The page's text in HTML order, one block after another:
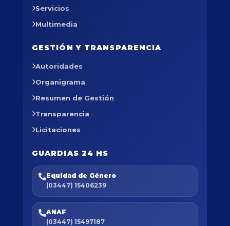
Servicios
Multimedia
GESTIÓN Y TRANSPARENCIA
Autoridades
Organigrama
Resumen de Gestión
Transparencia
Licitaciones
GUARDIAS 24 HS
Equidad de Género
(03447) 15406239
ANAF
(03447) 15497187